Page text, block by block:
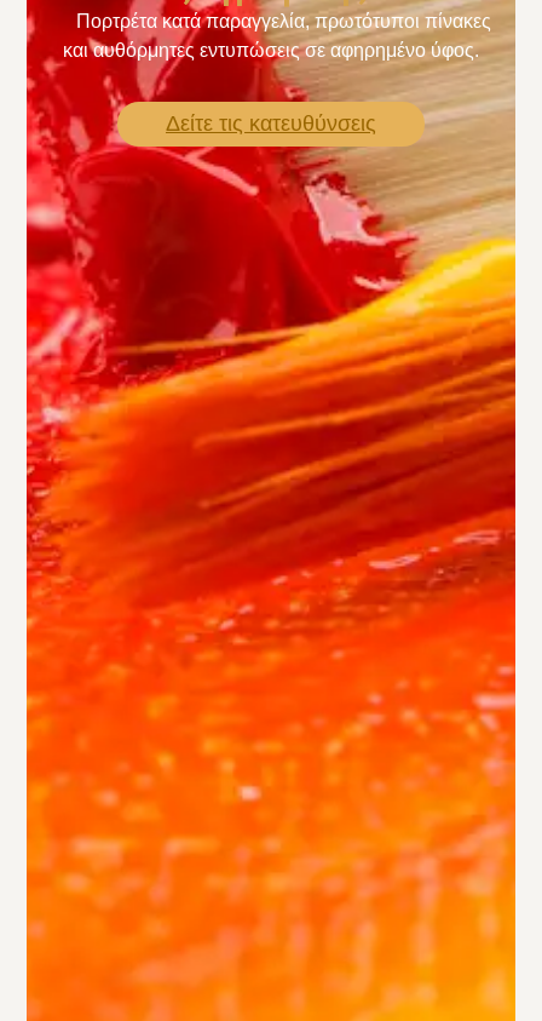
Πορτρέτα κατά παραγγελία, πρωτότυποι πίνακες
και αυθόρμητες εντυπώσεις σε αφηρημένο ύφος.
Δείτε τις κατευθύνσεις